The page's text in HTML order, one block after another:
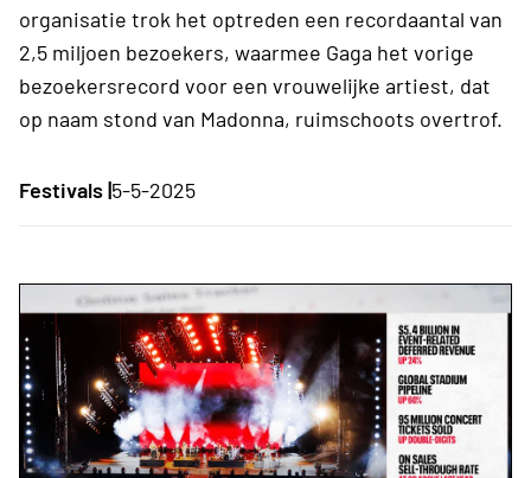
organisatie trok het optreden een recordaantal van
2,5 miljoen bezoekers, waarmee Gaga het vorige
bezoekersrecord voor een vrouwelijke artiest, dat
op naam stond van Madonna, ruimschoots overtrof.
Festivals |5-5-2025